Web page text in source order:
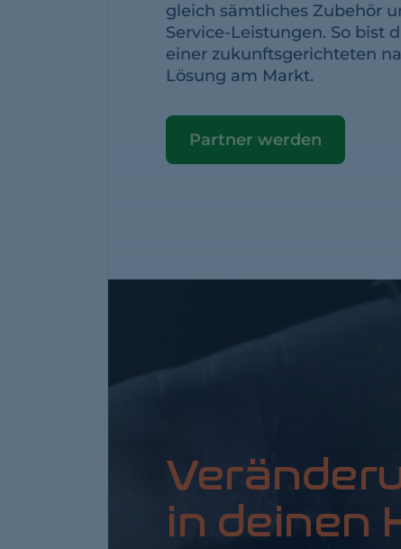
gleich sämtliches Zubehör
Service-Leistungen. So bist
einer zukunftsgerichteten
Lösung am Markt.
Partner werden
in deinen